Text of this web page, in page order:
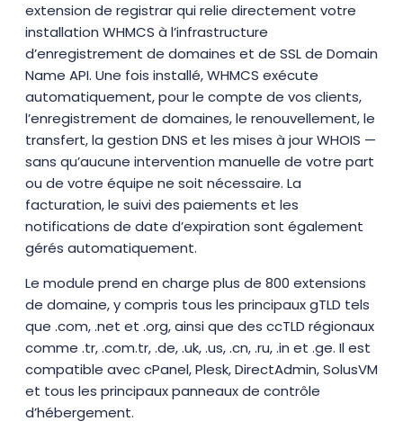
extension de registrar qui relie directement votre
installation WHMCS à l’infrastructure
d’enregistrement de domaines et de SSL de Domain
Name API. Une fois installé, WHMCS exécute
automatiquement, pour le compte de vos clients,
l’enregistrement de domaines, le renouvellement, le
transfert, la gestion DNS et les mises à jour WHOIS —
sans qu’aucune intervention manuelle de votre part
ou de votre équipe ne soit nécessaire. La
facturation, le suivi des paiements et les
notifications de date d’expiration sont également
gérés automatiquement.
Le module prend en charge plus de 800 extensions
de domaine, y compris tous les principaux gTLD tels
que .com, .net et .org, ainsi que des ccTLD régionaux
comme .tr, .com.tr, .de, .uk, .us, .cn, .ru, .in et .ge. Il est
compatible avec cPanel, Plesk, DirectAdmin, SolusVM
et tous les principaux panneaux de contrôle
d’hébergement.